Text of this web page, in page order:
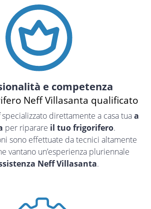
e competenza
Neff Villasanta qualificato
specializzato direttamente a casa tuaa
per riparare il tuo frigorifero.
sono effettuate da tecnici altamente
vantano un’esperienza pluriennale
Neff Villasanta.